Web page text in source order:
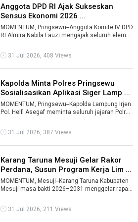
Anggota DPD RI Ajak Sukseskan
Sensus Ekonomi 2026 ...
MOMENTUM, Pringsewu--Anggota Komite IV DPD
RI Almira Nabila Fauzi mengajak seluruh elemen
31 Jul 2026, 408 Views
Kapolda Minta Polres Pringsewu
Sosialisasikan Aplikasi Siger Lamp ...
MOMENTUM, Pringsewu--Kapolda Lampung Irjen
Pol. Helfi Asegaf meminta seluruh jajaran Polres
31 Jul 2026, 387 Views
Karang Taruna Mesuji Gelar Rakor
Perdana, Susun Program Kerja Lim ...
MOMENTUM, Mesuji--Karang Taruna Kabupaten
Mesuji masa bakti 2026–2031 menggelar rapat
31 Jul 2026, 211 Views